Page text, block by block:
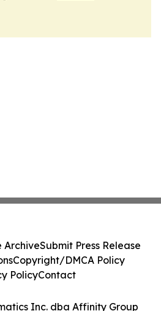
Inc. dba Affinity Group
ArchiveSubmit Press Release
Copyright/DMCA Policy
PolicyContact